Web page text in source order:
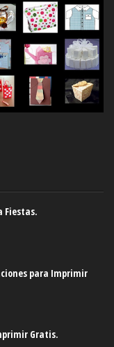
Fiestas.
para Imprimir
Gratis.